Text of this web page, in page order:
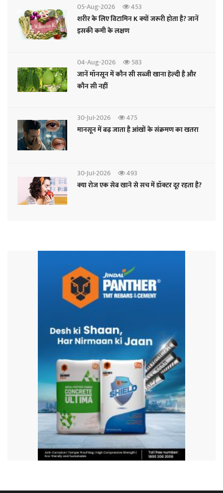
05-Aug-2026
453
शरीर के लिए विटामिन K क्यों जरूरी होता है? जानें
इसकी कमी के लक्षण
04-Aug-2026
583
जानें मॉनसून में कौन सी सब्जी खाना हेल्दी है और
कौन सी नहीं
30-Jul-2026
475
मानसून में बढ़ जाता है आंखों के संक्रमण का खतरा
30-Jul-2026
493
क्या रोज एक सेब खाने से सच में डॉक्टर दूर रहता है?